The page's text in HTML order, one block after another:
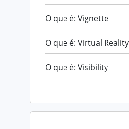
O que é: Vignette
O que é: Virtual Reality
O que é: Visibility